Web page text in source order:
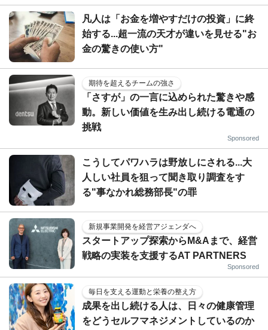
凡人は「お金を増やすだけの投資」に終
始する...超一流の天才が違いを見せる"お
金の驚きの使い方"
期待を超えるチームの強さ
「さすが」の一言に込められた驚きや感
動。新しい価値を生み出し続ける電通の
挑戦
Sponsored
こうしてパワハラは野放しにされる...大
人しい社員を狙って聞き取り調査をす
る"事なかれ総務部長"の罪
新規事業開発を経営アジェンダへ
スタートアップ探索からM&Aまで、経営
戦略の実装を支援するAT PARTNERS
Sponsored
毎日を支える運動と栄養の整え方
成果を出し続ける人は、日々の健康管理
をどうセルフマネジメントしているのか